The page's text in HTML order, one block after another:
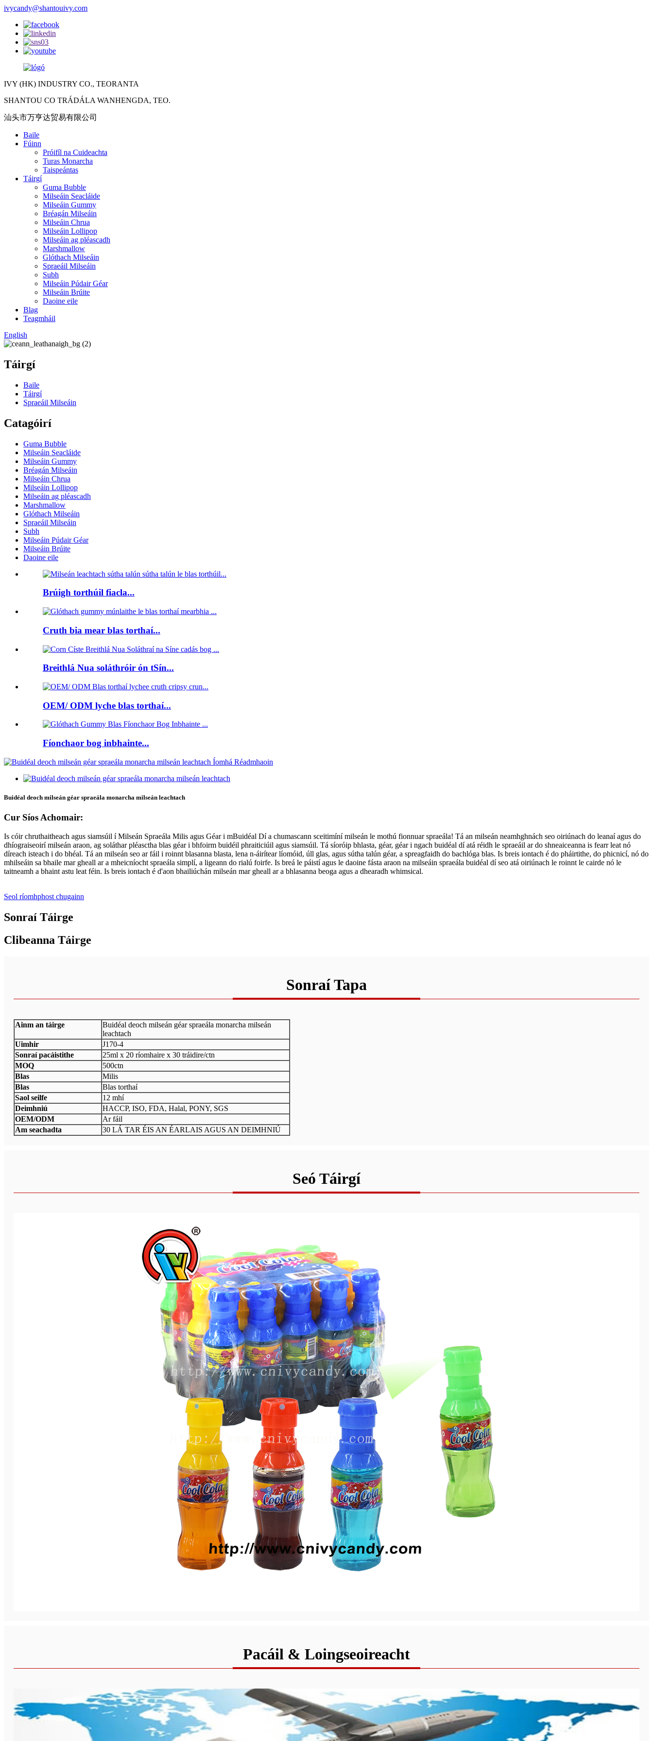
ivycandy@shantouivy.com
IVY (HK) INDUSTRY CO., TEORANTA
SHANTOU CO TRÁDÁLA WANHENGDA, TEO.
汕头市万亨达贸易有限公司
Baile
Fúinn
Próifíl na Cuideachta
Turas Monarcha
Taispeántas
Táirgí
Guma Bubble
Milseáin Seacláide
Milseáin Gummy
Bréagán Milseáin
Milseáin Chrua
Milseáin Lollipop
Milseáin ag pléascadh
Marshmallow
Glóthach Milseáin
Spraeáil Milseáin
Subh
Milseáin Púdair Géar
Milseáin Brúite
Daoine eile
Blag
Teagmháil
English
Táirgí
Baile
Táirgí
Spraeáil Milseáin
Catagóirí
Guma Bubble
Milseáin Seacláide
Milseáin Gummy
Bréagán Milseáin
Milseáin Chrua
Milseáin Lollipop
Milseáin ag pléascadh
Marshmallow
Glóthach Milseáin
Spraeáil Milseáin
Subh
Milseáin Púdair Géar
Milseáin Brúite
Daoine eile
Brúigh torthúil fiacla...
Cruth bia mear blas torthaí...
Breithlá Nua soláthróir ón tSín...
OEM/ ODM lyche blas torthaí...
Fíonchaor bog inbhainte...
Buidéal deoch milseán géar spraeála monarcha milseán leachtach
Cur Síos Achomair:
Is cóir chruthaitheach agus siamsúil í Milseán Spraeála Milis agus Géar i mBuidéal Dí a chumascann sceitimíní milseán le mothú fionnuar spraeála! Tá an milseán neamhghnách seo oiriúnach do leanaí agus do
dhíograiseoirí milseán araon, ag soláthar pléasctha blas géar i bhfoirm buidéil phraiticiúil agus siamsúil. Tá síoróip bhlasta, géar, géar i ngach buidéal dí atá réidh le spraeáil ar do shneaiceanna is fearr leat nó
díreach isteach i do bhéal. Tá an milseán seo ar fáil i roinnt blasanna blasta, lena n-áirítear líomóid, úll glas, agus sútha talún géar, a spreagfaidh do bachlóga blas. Is breis iontach é do pháirtithe, do phicnicí, nó do
mhilseáin sa bhaile mar gheall ar a mheicníocht spraeála simplí, a ligeann do rialú foirfe. Is breá le páistí agus le daoine fásta araon na milseáin spraeála buidéal dí seo atá oiriúnach le roinnt le cairde nó le
taitneamh a bhaint astu leat féin. Is breis iontach é d'aon bhailiúchán milseán mar gheall ar a bhlasanna beoga agus a dhearadh whimsical.
Seol ríomhphost chugainn
Sonraí Táirge
Clibeanna Táirge
Sonraí Tapa
Ainm an táirge
Buidéal deoch milseán géar spraeála monarcha milseán
leachtach
Uimhir
J170-4
Sonraí pacáistithe
25ml x 20 ríomhaire x 30 tráidire/ctn
MOQ
500ctn
Blas
Milis
Blas
Blas torthaí
Saol seilfe
12 mhí
Deimhniú
HACCP, ISO, FDA, Halal, PONY, SGS
OEM/ODM
Ar fáil
Am seachadta
30 LÁ TAR ÉIS AN ÉARLAIS AGUS AN DEIMHNIÚ
Seó Táirgí
Pacáil & Loingseoireacht